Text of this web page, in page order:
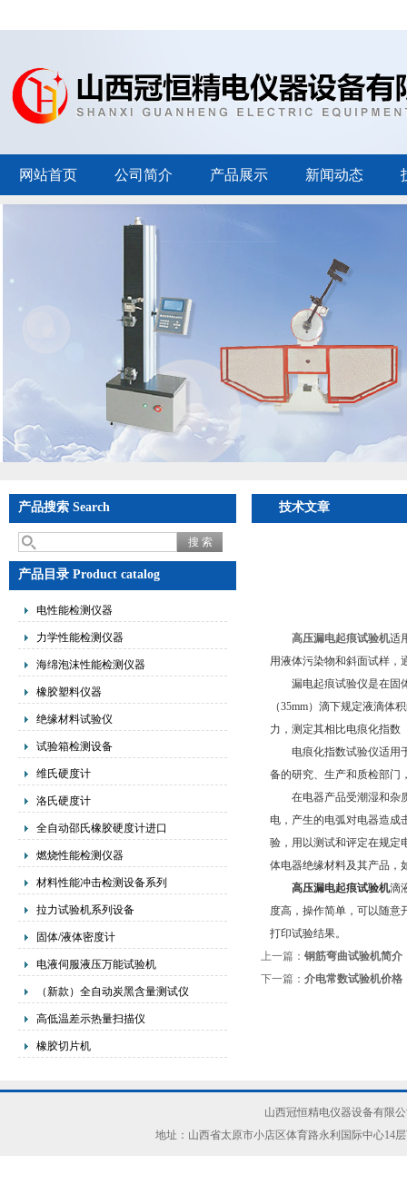
网站首页 公司简介 产品展示 新闻动态
产品搜索 Search
产品目录 Product catalog
电性能检测仪器
力学性能检测仪器
海绵泡沫性能检测仪器
橡胶塑料仪器
绝缘材料试验仪
试验箱检测设备
维氏硬度计
洛氏硬度计
全自动邵氏橡胶硬度计进口
燃烧性能检测仪器
材料性能冲击检测设备系列
拉力试验机系列设备
固体/液体密度计
电液伺服液压万能试验机
（新款）全自动炭黑含量测试仪
高低温差示热量扫描仪
橡胶切片机
技术文章
高压漏电起痕试验机适
用液体污染物和斜面试样，
漏电起痕试验仪是在固体
（35mm）滴下规定液滴体
力，测定其相比电痕化指数
电痕化指数试验仪适用于
备的研究、生产和质检部门
在电器产品受潮湿和杂质
电，产生的电弧对电器造成
验，用以测试和评定在规定
体电器绝缘材料及其产品，
高压漏电起痕试验机滴
度高，操作简单，可以随意
打印试验结果。
上一篇： 钢筋弯曲试验机简介
下一篇： 介电常数试验机价格
山西冠恒精电仪器设备有限
地址：山西省太原市小店区体育路永利国际中心14